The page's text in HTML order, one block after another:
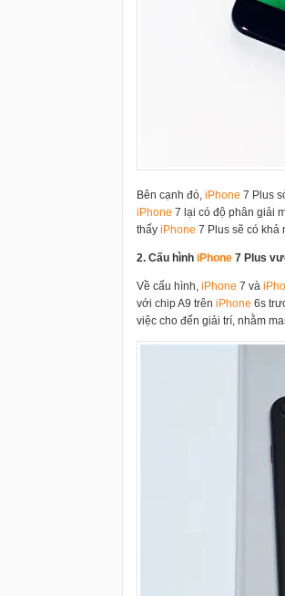
Bên cạnh đó, i Phone 7 Plus
i Phone 7 lại có độ phân giải
thấy i Phone 7 Plus sẽ có khả
2. Cấu hình iPhone 7 Plus
Về cấu hình, i Phone 7 và i
với chip A9 trên i Phone 6s
việc cho đến giải trí, nhằm